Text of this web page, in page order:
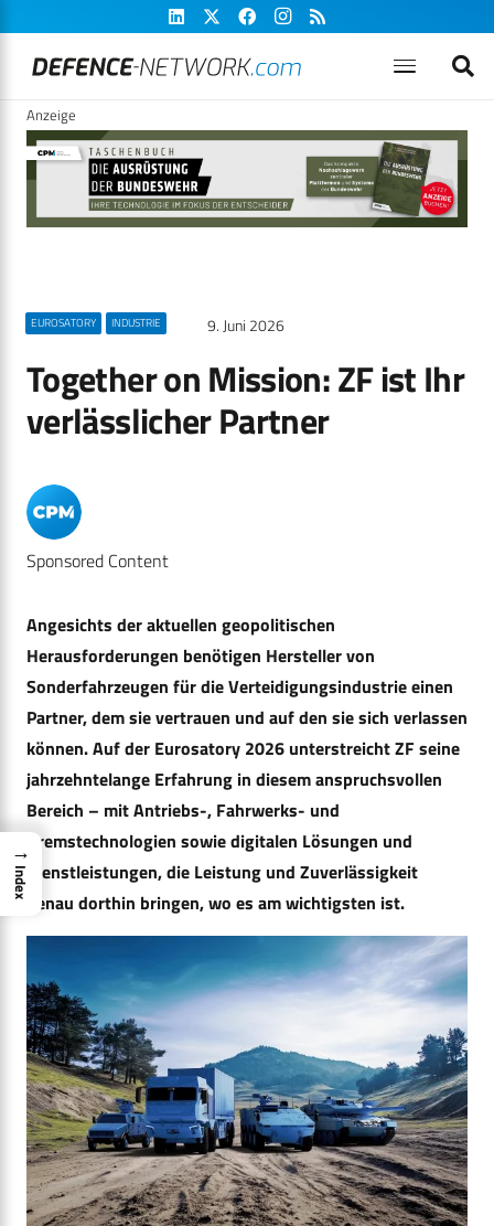
Anzeige
EUROSATORY INDUSTRIE 9. Juni 2026
Together on Mission: ZF ist Ihr
verlässlicher Partner
Sponsored Content
Angesichts der aktuellen geopolitischen
Herausforderungen benötigen Hersteller von
Sonderfahrzeugen für die Verteidigungsindustrie einen
Partner, dem sie vertrauen und auf den sie sich verlassen
können. Auf der Eurosatory 2026 unterstreicht ZF seine
jahrzehntelange Erfahrung in diesem anspruchsvollen
Bereich – mit Antriebs-, Fahrwerks- und
Bremstechnologien sowie digitalen Lösungen und
Dienstleistungen, die Leistung und Zuverlässigkeit
genau dorthin bringen, wo es am wichtigsten ist.
→
Index